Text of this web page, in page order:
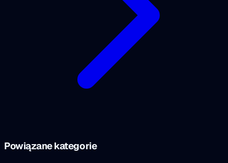
Powiązane kategorie